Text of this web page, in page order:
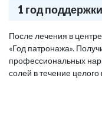
1 год поддержки
После лечения в
«Год патронажа».
профессиональных
солей в течение целого